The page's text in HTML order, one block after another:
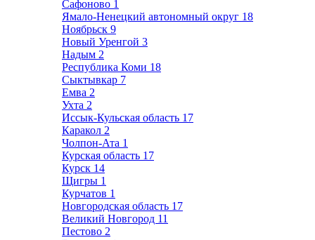
Сафоново 1
Ямало-Ненецкий автономный округ 18
Ноябрьск 9
Новый Уренгой 3
Надым 2
Республика Коми 18
Сыктывкар 7
Емва 2
Ухта 2
Иссык-Кульская область 17
Каракол 2
Чолпон-Ата 1
Курская область 17
Курск 14
Щигры 1
Курчатов 1
Новгородская область 17
Великий Новгород 11
Пестово 2